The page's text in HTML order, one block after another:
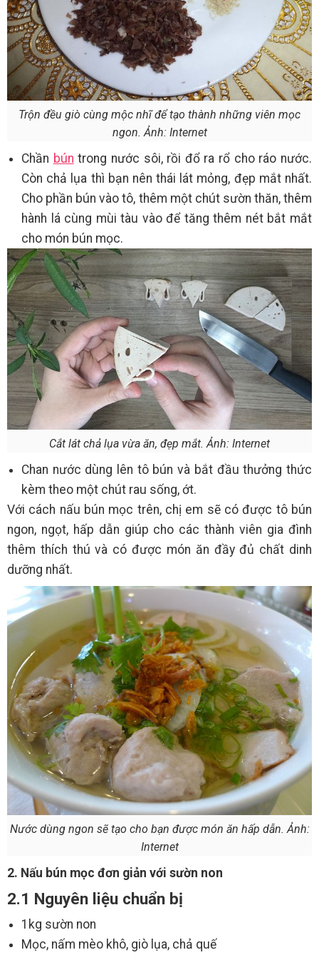
Trộn đều giò cùng mộc nhĩ để tạo thành những viên mọc
ngon. Ảnh: Internet
Chần bún trong nước sôi, rồi đổ ra rổ cho ráo nước.
Còn chả lụa thì bạn nên thái lát mỏng, đẹp mắt nhất.
Cho phần bún vào tô, thêm một chút sườn thăn, thêm
hành lá cùng mùi tàu vào để tăng thêm nét bắt mắt
cho món bún mọc.
Cắt lát chả lụa vừa ăn, đẹp mắt. Ảnh: Internet
Chan nước dùng lên tô bún và bắt đầu thưởng thức
kèm theo một chút rau sống, ớt.
Với cách nấu bún mọc trên, chị em sẽ có được tô bún
ngon, ngọt, hấp dẫn giúp cho các thành viên gia đình
thêm thích thú và có được món ăn đầy đủ chất dinh
dưỡng nhất.
Nước dùng ngon sẽ tạo cho bạn được món ăn hấp dẫn. Ảnh:
Internet
2. Nấu bún mọc đơn giản với sườn non
2.1 Nguyên liệu chuẩn bị
1kg sườn non
Mọc, nấm mèo khô, giò lụa, chả quế